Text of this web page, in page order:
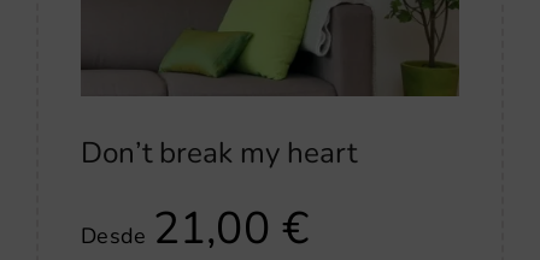
Don’t break my heart
Desde 21,00€